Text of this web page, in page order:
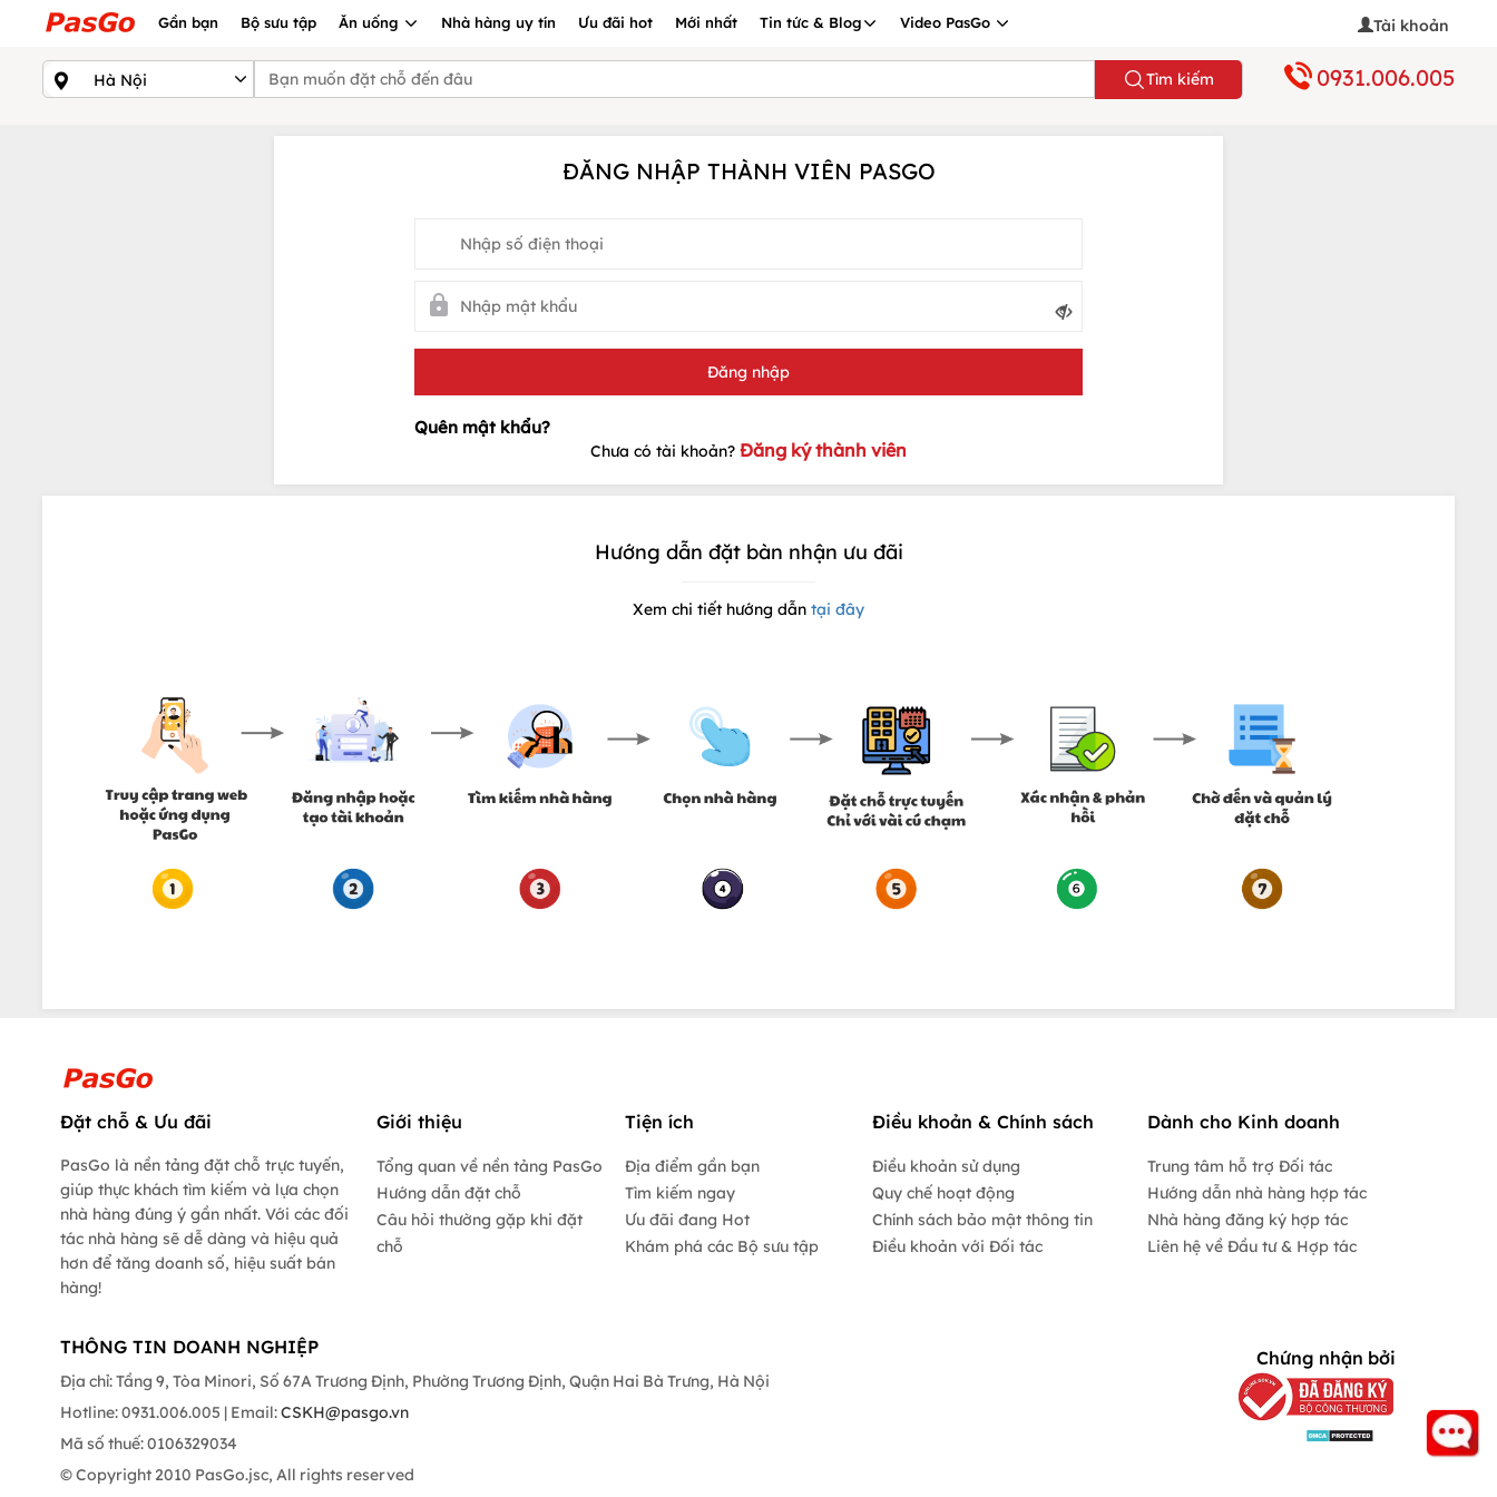
Gần bạn Bộ sưu tập Ăn uống Nhà hàng uy tín Ưu đãi hot Mới nhất Tin tức & Blog Video PasGo Tài khoản
Tìm kiếm 0931.006.005
ĐĂNG NHẬP THÀNH VIÊN PASGO
Chưa có tài khoản? Đăng ký thành viên
Hướng dẫn đặt bàn nhận ưu đãi
Xem chi tiết hướng dẫn tại đây
Đặt chỗ & Ưu đãi
PasGo là nền tảng đặt chỗ trực tuyến,
giúp thực khách tìm kiếm và lựa chọn
nhà hàng đúng ý gần nhất. Với các đối
tác nhà hàng sẽ dễ dàng và hiệu quả
hơn để tăng doanh số, hiệu suất bán
hàng!
Giới thiệu
Tổng quan về nền tảng PasGo
Hướng dẫn đặt chỗ
Câu hỏi thường gặp khi đặt
chỗ
Tiện ích
Địa điểm gần bạn
Tìm kiếm ngay
Ưu đãi đang Hot
Khám phá các Bộ sưu tập
Điều khoản & Chính sách
Điều khoản sử dụng
Quy chế hoạt động
Chính sách bảo mật thông tin
Điều khoản với Đối tác
Dành cho Kinh doanh
Trung tâm hỗ trợ Đối tác
Hướng dẫn nhà hàng hợp tác
Nhà hàng đăng ký hợp tác
Liên hệ về Đầu tư & Hợp tác
THÔNG TIN DOANH NGHIỆP
Địa chỉ: Tầng 9, Tòa Minori, Số 67A Trương Định, Phường Trương Định, Quận Hai Bà Trưng, Hà Nội
Hotline: 0931.006.005 | Email:CSKH@pasgo.vn
Mã số thuế: 0106329034
© Copyright 2010 PasGo.jsc, All rights reserved
Chứng nhận bởi